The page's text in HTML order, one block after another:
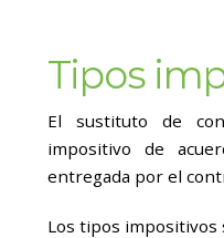
Tipos
El sustituto de
impositivo de
entregada por el
Los tipos impositivos